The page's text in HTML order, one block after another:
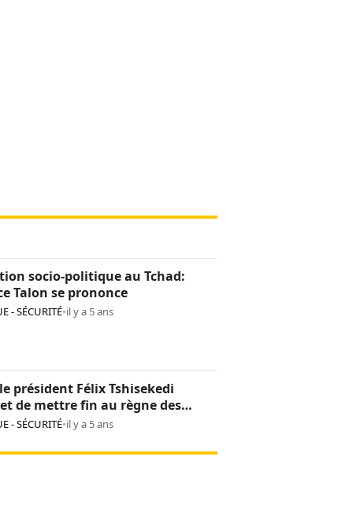
socio-politique au Tchad:
Talon se prononce
- SÉCURITÉ•il y a 5 ans
président Félix Tshisekedi
de mettre fin au règne des
armées dans l’est
- SÉCURITÉ•il y a 5 ans